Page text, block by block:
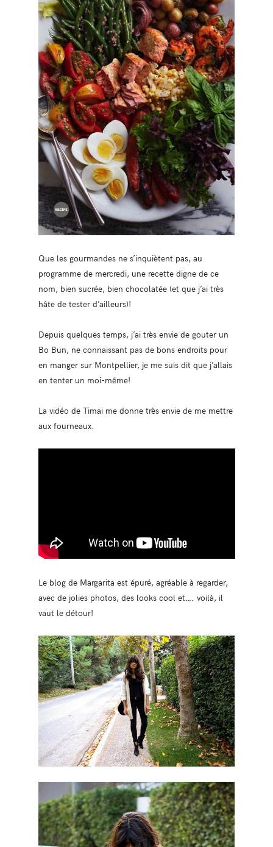
Que les gourmandes ne s’inquiètent pas, au
programme de mercredi, une recette digne de ce
nom, bien sucrée, bien chocolatée (et que j’ai très
hâte de tester d’ailleurs)!
Depuis quelques temps, j’ai très envie de gouter un
Bo Bun, ne connaissant pas de bons endroits pour
en manger sur Montpellier, je me suis dit que j’allais
en tenter un moi-même!
La vidéo de Timai me donne très envie de me mettre
aux fourneaux.
Le blog de Margarita est épuré, agréable à regarder,
avec de jolies photos, des looks cool et…. voilà, il
vaut le détour!